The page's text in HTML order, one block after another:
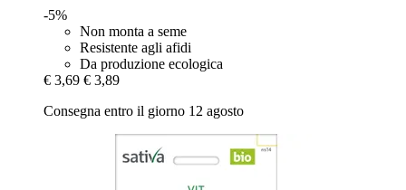
-5%
Non monta a seme
Resistente agli afidi
Da produzione ecologica
€ 3,69 € 3,89
Consegna entro il giorno 12 agosto